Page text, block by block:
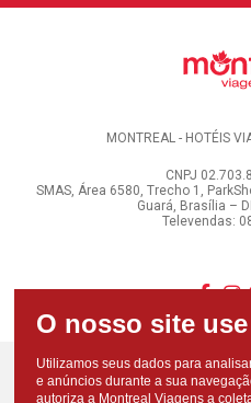
MONTREAL - HOTÉIS
CNPJ
SMAS, Área 6580, Trecho 1,
Guará, Brasília –
Televendas:
Utilizamos seus dados para
e anúncios durante a sua
autoriza a Montreal Viagens a